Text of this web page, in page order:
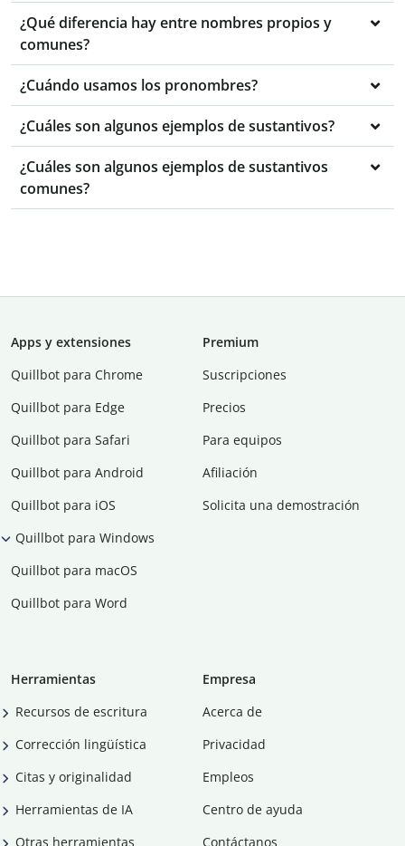
¿Qué diferencia hay entre nombres propios y
comunes?
¿Cuándo usamos los pronombres?
¿Cuáles son algunos ejemplos de sustantivos?
¿Cuáles son algunos ejemplos de sustantivos
comunes?
Apps y extensiones
Quillbot para Chrome
Quillbot para Edge
Quillbot para Safari
Quillbot para Android
Quillbot para iOS
Quillbot para Windows
Quillbot para macOS
Quillbot para Word
Premium
Suscripciones
Precios
Para equipos
Afiliación
Solicita una demostración
Herramientas
Recursos de escritura
Corrección lingüística
Citas y originalidad
Herramientas de IA
Otras herramientas
Empresa
Acerca de
Privacidad
Empleos
Centro de ayuda
Contáctanos